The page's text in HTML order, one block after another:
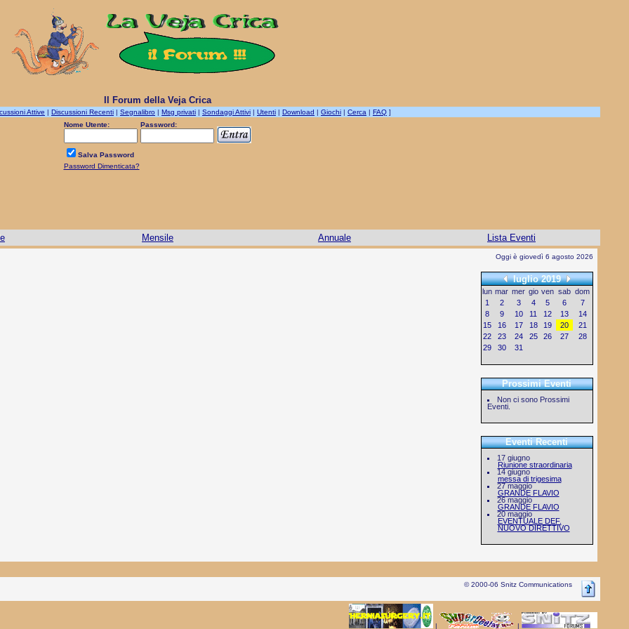
Il Forum della Veja Crica
Attive | Discussioni Recenti | Segnalibro | Msg privati | Sondaggi Attivi | Utenti | Download | Giochi | Cerca | FAQ ]
Nome Utente:
Password:
Salva Password
Password Dimenticata?
Mensile Annuale Lista Eventi
Oggi è giovedì 6 agosto 2026
luglio 2019
lun mar mer gio ven sab dom
1
2 3 4 5 6
7
8
9 10 11 12 13
14
15
16 17 18 19 20
21
22
23 24 25 26 27
28
29
30 31
Prossimi Eventi
Non ci sono Prossimi
Eventi.
Eventi Recenti
17 giugno
Riunione straordinaria
14 giugno
messa di trigesima
27 maggio
GRANDE FLAVIO
26 maggio
GRANDE FLAVIO
20 maggio
EVENTUALE DEF.
NUOVO DIRETTIVO
© 2000-06 Snitz Communications
| |